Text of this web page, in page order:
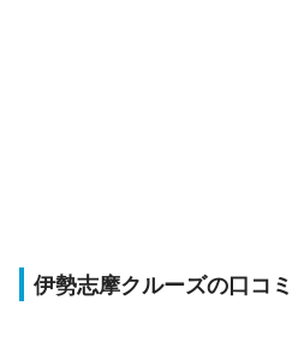
伊勢志摩クルーズの口コミ